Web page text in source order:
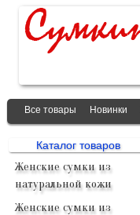
Все товары Новинки
Каталог товаров
Женские сумки из
натуральной кожи
Женские сумки из